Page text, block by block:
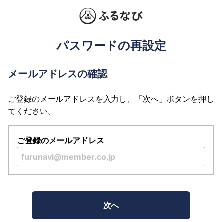
パスワードの再設定
メールアドレスの確認
ご登録のメールアドレスを入力し、「次へ」ボタンを押し
てください。
ご登録のメールアドレス